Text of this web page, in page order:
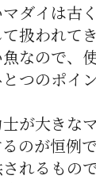
ダイは古
扱われて
なので、
つのポイ
が大きな
のが恒例
れるもの